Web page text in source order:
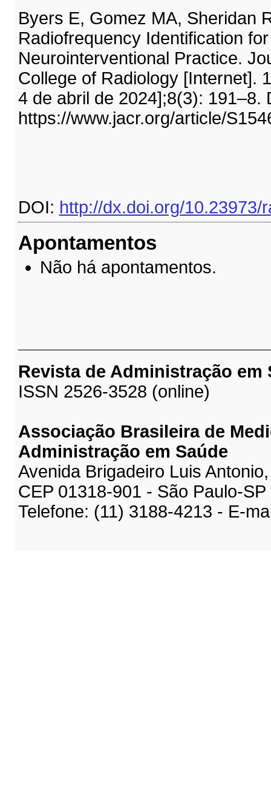
Byers E, Gomez MA, Sheridan
Radiofrequency Identification
Neurointerventional Practice.
College of Radiology [Internet].
4 de abril de 2024];8(3): 191–8.
https://www.jacr.org/article/
DOI: http://dx.doi.org/10.23973/
Apontamentos
Não há apontamentos.
Revista de Administração em
ISSN 2526-3528 (online)
Associação Brasileira de
Administração em Saúde
Avenida Brigadeiro Luis
CEP 01318-901 - São Paulo-SP
Telefone: (11) 3188-4213 - E-